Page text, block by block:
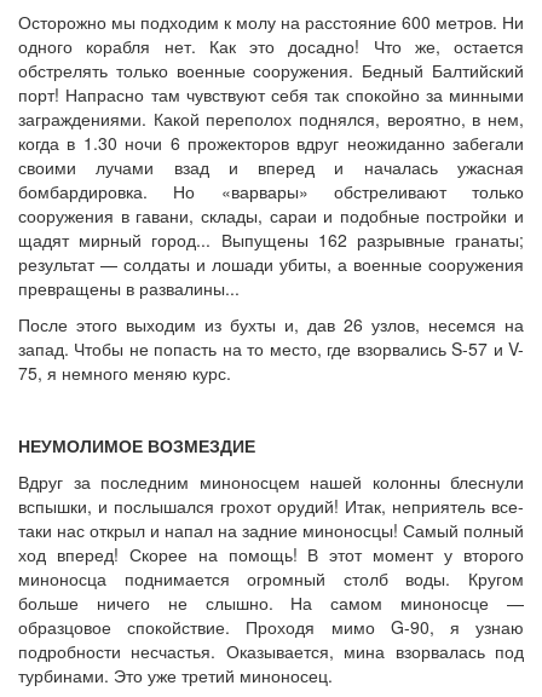
Осторожно мы подходим к молу на расстояние 600 метров. Ни
одного корабля нет. Как это досадно! Что же, остается
обстрелять только военные сооружения. Бедный Балтийский
порт! Напрасно там чувствуют себя так спокойно за минными
заграждениями. Какой переполох поднялся, вероятно, в нем,
когда в 1.30 ночи 6 прожекторов вдруг неожиданно забегали
своими лучами взад и вперед и началась ужасная
бомбардировка. Но «варвары» обстреливают только
сооружения в гавани, склады, сараи и подобные постройки и
щадят мирный город... Выпущены 162 разрывные гранаты;
результат — солдаты и лошади убиты, а военные сооружения
превращены в развалины...
После этого выходим из бухты и, дав 26 узлов, несемся на
запад. Чтобы не попасть на то место, где взорвались S-57 и V-
75, я немного меняю курс.
НЕУМОЛИМОЕ ВОЗМЕЗДИЕ
Вдруг за последним миноносцем нашей колонны блеснули
вспышки, и послышался грохот орудий! Итак, неприятель все-
таки нас открыл и напал на задние миноносцы! Самый полный
ход вперед! Скорее на помощь! В этот момент у второго
миноносца поднимается огромный столб воды. Кругом
больше ничего не слышно. На самом миноносце —
образцовое спокойствие. Проходя мимо G-90, я узнаю
подробности несчастья. Оказывается, мина взорвалась под
турбинами. Это уже третий миноносец.